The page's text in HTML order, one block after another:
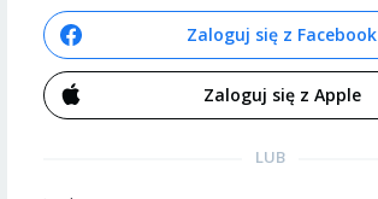
Zaloguj się z Facebook
Zaloguj się z Apple
LUB